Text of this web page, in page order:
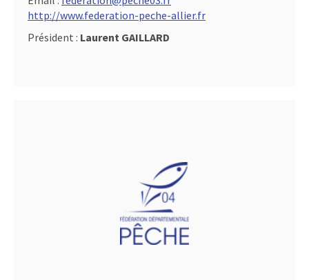
http://www.federation-peche-allier.fr
Président : Laurent GAILLARD